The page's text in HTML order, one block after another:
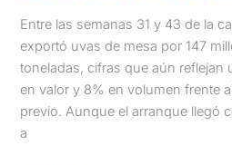
Entre las semanas 31 y 43 de la
exportó uvas de mesa por 147
toneladas, cifras que aún reflejan
en valor y 8% en volumen frente
previo. Aunque el arranque llegó
a